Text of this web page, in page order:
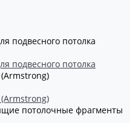
подвесного потолка
подвесного потолка
потолочные фрагменты